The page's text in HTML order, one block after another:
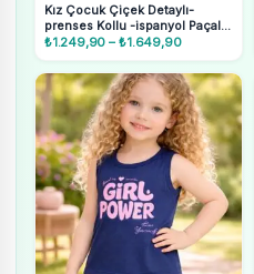
Kız Çocuk Çiçek Detaylı-
prenses Kollu -ispanyol Paçalı
Takım
₺1.249,90 –₺1.649,90Fiyat
aralığı:
₺1.249,90
-
₺1.649,90